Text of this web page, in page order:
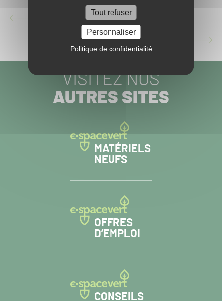
Tout refuser
Personnaliser
Politique de confidentialité
ARTICLE
JEAN-LOUIS GOXES FAIT LA DERNIÈRE PASSE
SUIVANT :
PELOUSE HORS-JEU POUR GEL
VISITEZ NOS
AUTRES SITES
MATÉRIELS
NEUFS
OFFRES
D’EMPLOI
CONSEILS